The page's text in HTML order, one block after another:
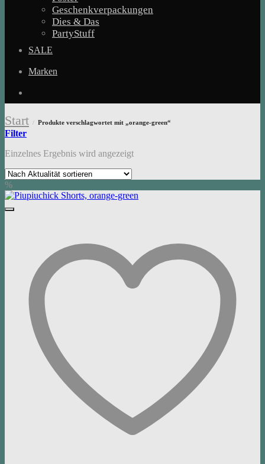
Geschenkverpackungen
Dies & Das
PartyStuff
SALE
Marken
Start / Produkte verschlagwortet mit „orange-green“
Filter
Einzelnes Ergebnis wird angezeigt
%